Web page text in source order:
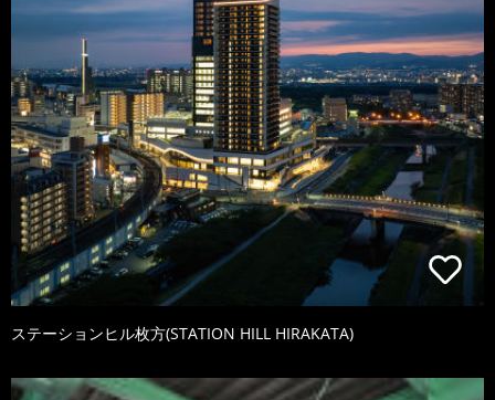
ステーションヒル枚方(STATION HILL HIRAKATA)